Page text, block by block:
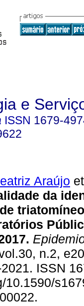
e
ISSN 1679-
Araújo
da
n.2,
ISSN
10.1590/